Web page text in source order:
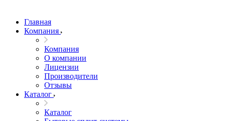
Главная
Компания
Компания
О компании
Лицензии
Производители
Отзывы
Каталог
Каталог